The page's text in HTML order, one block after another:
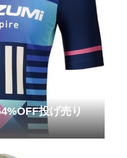
投げ売り